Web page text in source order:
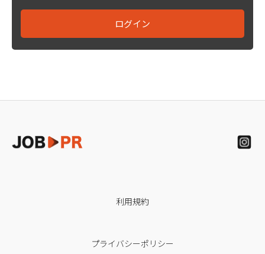
利用規約
プライバシーポリシー